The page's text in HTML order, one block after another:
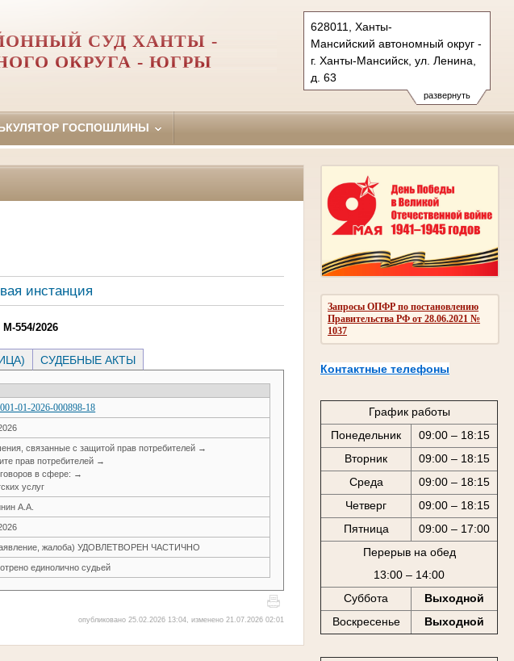
развернуть
628011, Ханты-
Мансийский автономный округ -
г. Ханты-Мансийск, ул. Ленина,
д. 63
Тел.: (3467) 925-929
hmray.hmao@sudrf.ru
СУД ХАНТЫ -
ОКРУГА - ЮГРЫ
ГОСПОШЛИНЫ
Запросы ОПФР по постановлению
Правительства РФ от 28.06.2021 №
1037
Контактные телефоны
График работы
Понедельник
09:00 – 18:15
Вторник
09:00 – 18:15
Среда
09:00 – 18:15
Четверг
09:00 – 18:15
Пятница
09:00 – 17:00
Перерыв на обед
13:00 – 14:00
Суббота
Выходной
Воскресенье
Выходной
инстанция
554/2026
СУДЕБНЫЕ АКТЫ
01-2026-000898-18
связанные с защитой прав потребителей →
прав потребителей →
в сфере: →
услуг
А.А.
жалоба) УДОВЛЕТВОРЕН ЧАСТИЧНО
единолично судьей
опубликовано 25.02.2026 13:04, изменено 21.07.2026 02:01